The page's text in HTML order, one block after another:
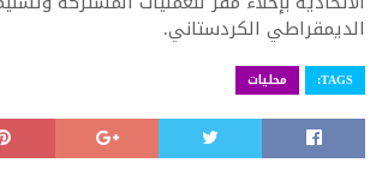
الديمقراطي الكردستاني.
TAGS: محليات